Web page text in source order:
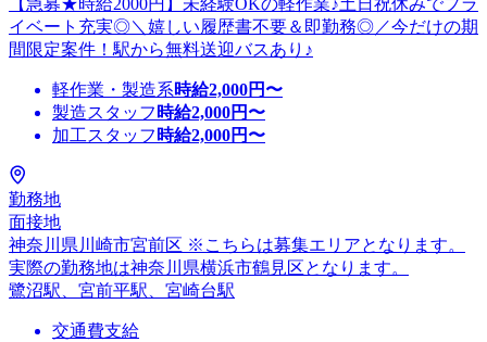
イベート充実◎＼嬉しい履歴書不要＆即勤務◎／今だけの期
間限定案件！駅から無料送迎バスあり♪
軽作業・製造系時給2,000円〜
製造スタッフ 時給2,000円〜
加工スタッフ 時給2,000円〜
勤務地
面接地
神奈川県川崎市宮前区 ※こちらは募集エリアとなります。
実際の勤務地は神奈川県横浜市鶴見区となります。
鷺沼駅、宮前平駅、宮崎台駅
交通費支給